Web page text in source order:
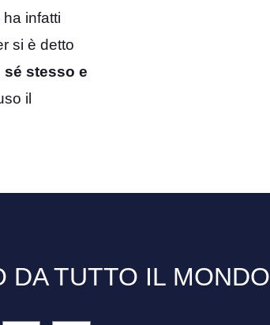
ha infatti
si è detto
stesso e
il
DA TUTTO IL MONDO